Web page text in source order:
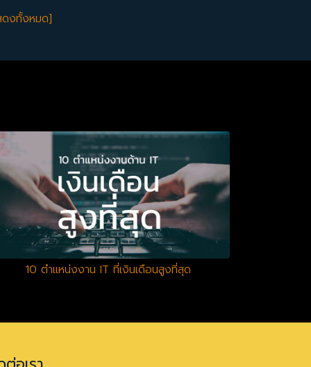
งทั้งหมด]
10 ตำแหน่งงาน IT ที่เงินเดือนสูงที่สุด